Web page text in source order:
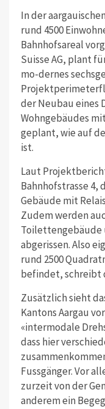
In der
rund 4500
Bahnhofsareal
Suisse AG, plant
mo-dernes
der Neubau eines
Wohngebäudes
geplant, wie auf
ist.
Laut
Bahnhofstrasse 4,
Gebäude mit
Zudem werden
Toilettengebäude
abgerissen. Also
rund 2500
befindet, schreibt
Zusätzlich sieht
Kantons Aargau
«intermodale
dass hier
Fussgänger. Vor
zurzeit von der
anderem ein